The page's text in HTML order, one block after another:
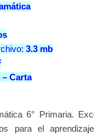
3.3 mb
– Carta
6° Primaria.
para el